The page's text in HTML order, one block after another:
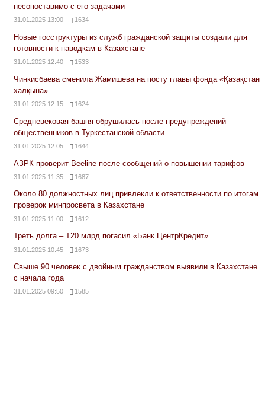
несопоставимо с его задачами
31.01.2025 13:00 1634
Новые госструктуры из служб гражданской защиты создали для
готовности к паводкам в Казахстане
31.01.2025 12:40 1533
Чинкисбаева сменила Жамишева на посту главы фонда «Қазақстан
халқына»
31.01.2025 12:15 1624
Средневековая башня обрушилась после предупреждений
общественников в Туркестанской области
31.01.2025 12:05 1644
АЗРК проверит Beeline после сообщений о повышении тарифов
31.01.2025 11:35 1687
Около 80 должностных лиц привлекли к ответственности по итогам
проверок минпросвета в Казахстане
31.01.2025 11:00 1612
Треть долга – Т20 млрд погасил «Банк ЦентрКредит»
31.01.2025 10:45 1673
Свыше 90 человек с двойным гражданством выявили в Казахстане
с начала года
31.01.2025 09:50 1585